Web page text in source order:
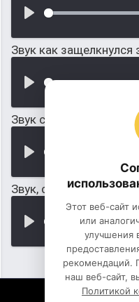
Звук как
Звук скрипучего
Звук, скрип маркера
Этот веб-сайт
или
улучшения
рекомендаций.
наш веб-сайт,
Политикой